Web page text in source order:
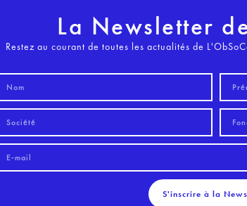
La Newsletter
Restez au courant de toutes les actualités de
S'inscrire à la